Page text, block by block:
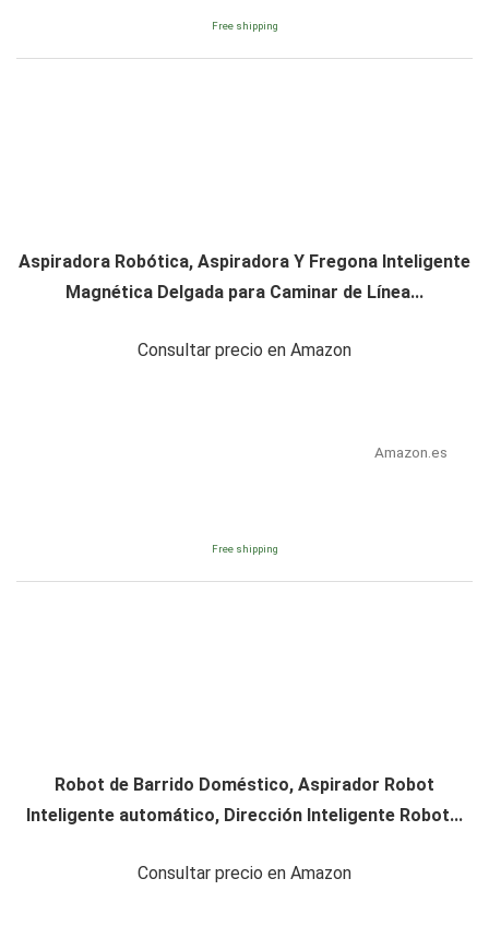
Free shipping
Aspiradora Robótica, Aspiradora Y Fregona Inteligente
Magnética Delgada para Caminar de Línea...
Consultar precio en Amazon
Amazon.es
Free shipping
Robot de Barrido Doméstico, Aspirador Robot
Inteligente automático, Dirección Inteligente Robot...
Consultar precio en Amazon